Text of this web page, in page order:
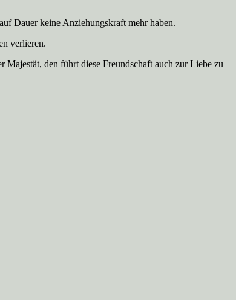
Dauer keine Anziehungskraft mehr haben.
verlieren.
den führt diese Freundschaft auch zur Liebe zu